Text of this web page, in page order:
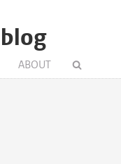
blog
ABOUT